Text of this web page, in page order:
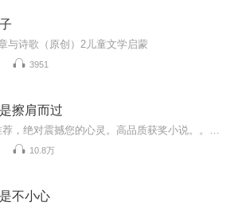
与诗歌（原创）2儿童文学启蒙
3951
擦肩而过
10.8万
不小心